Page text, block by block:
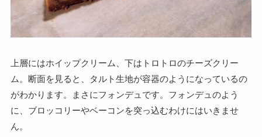
上層にはホイップクリーム、下はトロトロのチーズクリー
ム。断面を見ると、タルト生地が容器のようになっているの
がわかります。まさにフォンデュです。フォンデュのよう
に、ブロッコリーやベーコンを突っ込むわけにはいきませ
ん。